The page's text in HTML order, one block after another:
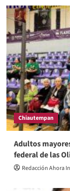
Chiautempan
Adultos
federal de las
Redacción Ahora